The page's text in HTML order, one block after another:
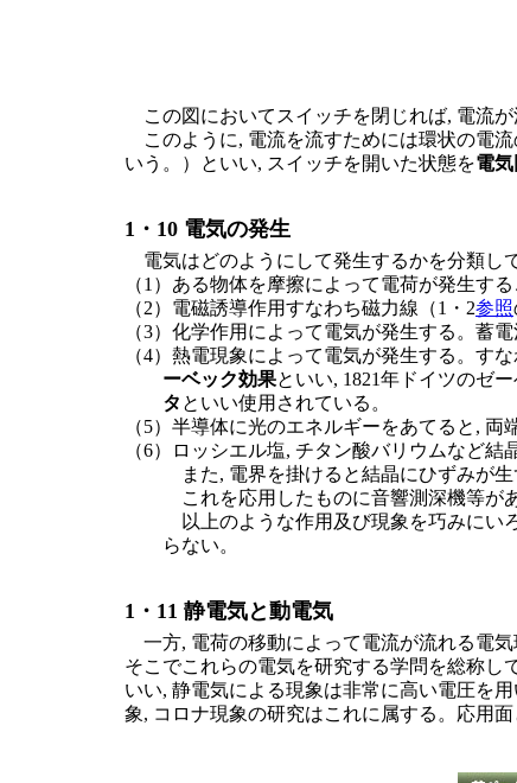
この図においてスイッチを閉じれば, 電流が
このように, 電流を流すためには環状の電
いう。）といい, スイッチを開いた状態を電気
1・10 電気の発生
電気はどのようにして発生するかを分類し
（1）ある物体を摩擦によって電荷が発生す
（2）電磁誘導作用すなわち磁力線（1・2参照
（3）化学作用によって電気が発生する。蓄
（4）熱電現象によって電気が発生する。す
ーベック効果といい, 1821年ドイツのゼ
タ といい使用されている。
（5）半導体に光のエネルギーをあてると, 両
（6）ロッシエル塩, チタン酸バリウムなど
また, 電界を掛けると結晶にひずみが生
これを応用したものに音響測深機等があ
以上のような作用及び現象を巧みにい
らない。
1・11 静電気と動電気
一方, 電荷の移動によって電流が流れる電気
そこでこれらの電気を研究する学問を総称し
いい, 静電気による現象は非常に高い電圧を
象, コロナ現象の研究はこれに属する。応用